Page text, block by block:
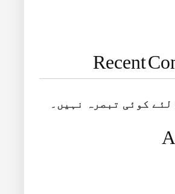
Recent
کوئی تبصرہ نہیں۔